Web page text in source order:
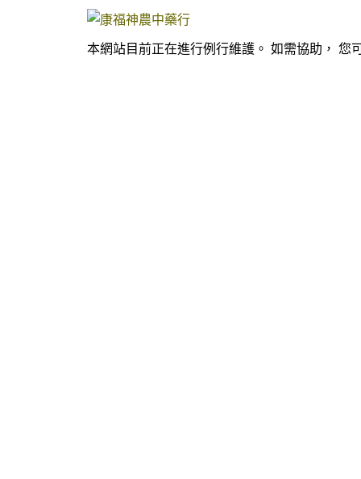
本網站目前正在進行例行維護。 如需協助， 您